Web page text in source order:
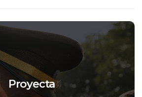
Proyecta